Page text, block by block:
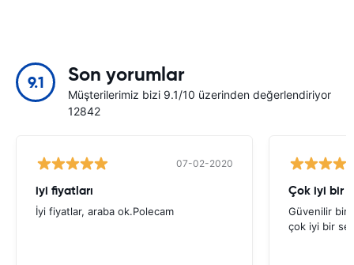
9.1 Son yorumlar
Müşterilerimiz bizi 9.1/10 üzerinden değerlendiriyor
12842
07-02-2020
iyi fiyatları
İyi fiyatlar, araba ok.Polecam
Çok iyi bir
Güvenilir bir
çok iyi bir